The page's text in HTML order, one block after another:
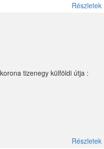
Részletek
tizenegy külföldi útja :
Részletek